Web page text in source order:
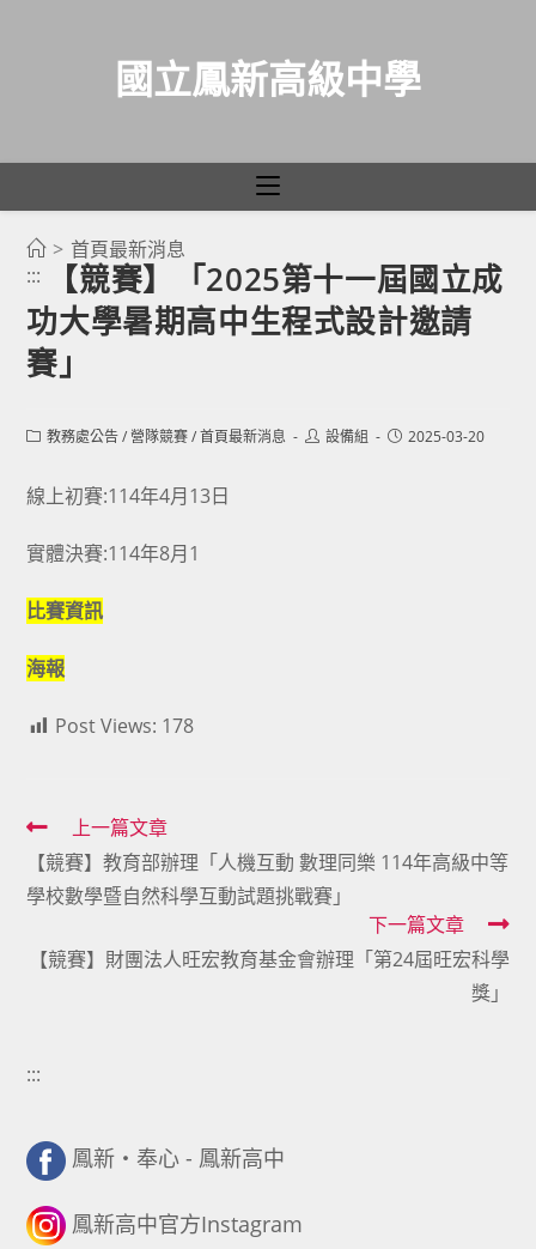
國立鳳新高級中學
> 首頁最新消息
:::
【競賽】「2025第十一屆國立成
功大學暑期高中生程式設計邀請
賽」
Post教務處公告 / 營隊競賽 / 首頁最新消息
Post設備組
Post2025-03-20
線上初賽:114年4月13日
實體決賽:114年8月1
比賽資訊
海報
Post Views: 178
Read
more
articles
上一篇文章
【競賽】教育部辦理「人機互動 數理同樂 114年高級中等
學校數學暨自然科學互動試題挑戰賽」
下一篇文章
【競賽】財團法人旺宏教育基金會辦理「第24屆旺宏科學
獎」
:::
鳳新・奉心 - 鳳新高中
鳳新高中官方Instagram